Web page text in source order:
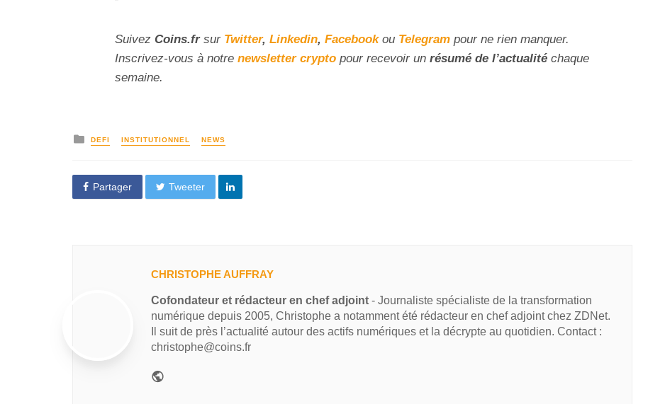
Suivez Coins.fr sur Twitter, Linkedin, Facebookou Telegram pour ne rien manquer.
Inscrivez-vous à notre newsletter crypto pour recevoir un résumé de l’actualité chaque
semaine.
DEFI INSTITUTIONNEL NEWS
Partager Tweeter
CHRISTOPHE AUFFRAY
Cofondateur et rédacteur en chef adjoint - Journaliste spécialiste de la transformation
numérique depuis 2005, Christophe a notamment été rédacteur en chef adjoint chez ZDNet.
Il suit de près l’actualité autour des actifs numériques et la décrypte au quotidien. Contact :
christophe@coins.fr